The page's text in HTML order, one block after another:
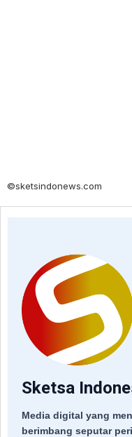
©sketsindonews.com
Sketsa
Media digital yang
berimbang seputar